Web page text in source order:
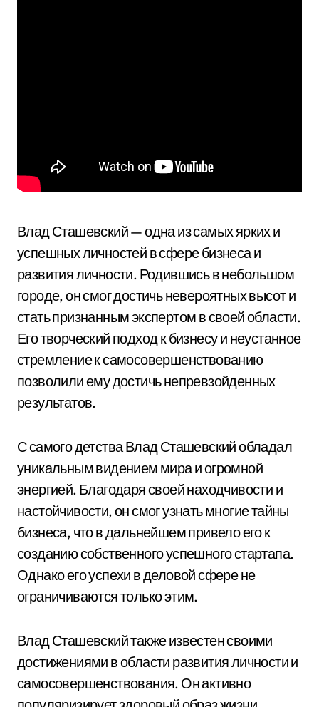
Влад Сташевский — одна из самых ярких и
успешных личностей в сфере бизнеса и
развития личности. Родившись в небольшом
городе, он смог достичь невероятных высот и
стать признанным экспертом в своей области.
Его творческий подход к бизнесу и неустанное
стремление к самосовершенствованию
позволили ему достичь непревзойденных
результатов.
С самого детства Влад Сташевский обладал
уникальным видением мира и огромной
энергией. Благодаря своей находчивости и
настойчивости, он смог узнать многие тайны
бизнеса, что в дальнейшем привело его к
созданию собственного успешного стартапа.
Однако его успехи в деловой сфере не
ограничиваются только этим.
Влад Сташевский также известен своими
достижениями в области развития личности и
самосовершенствования. Он активно